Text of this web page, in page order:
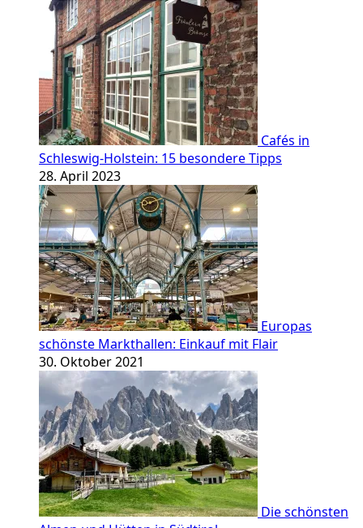
Cafés in
Schleswig-Holstein: 15 besondere Tipps
28. April 2023
Europas
schönste Markthallen: Einkauf mit Flair
30. Oktober 2021
Die schönsten